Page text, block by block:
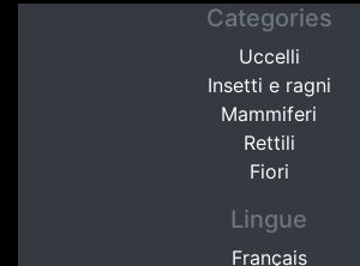
Categories
Uccelli
Insetti e ragni
Mammiferi
Rettili
Fiori
Lingue
Français